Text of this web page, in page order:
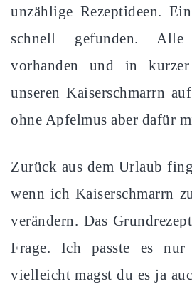
unzählige Rezeptideen.
schnell gefunden.
vorhanden und in
unseren Kaiserschmarrn
ohne Apfelmus aber dafür
Zurück aus dem Urlaub
wenn ich Kaiserschmarrn
verändern. Das
Frage. Ich passte es
vielleicht magst du es ja